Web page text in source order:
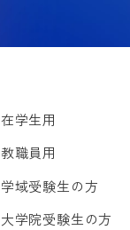
在学生用
教職員用
学域受験生の方
大学院受験生の方